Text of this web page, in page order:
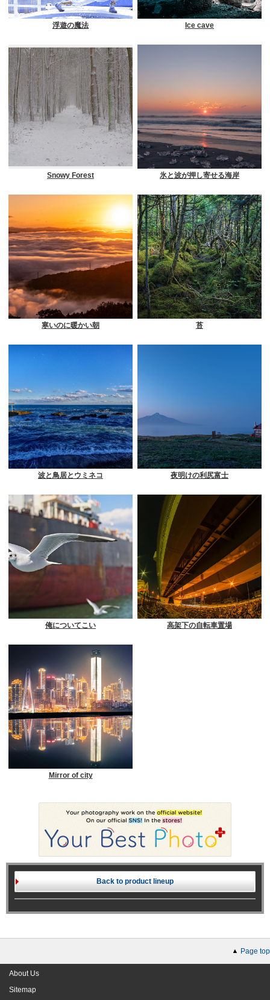
浮遊の魔法 Ice cave
Snowy Forest 氷と波が押し寄せる海岸
寒いのに暖かい朝 苔
波と鳥居とウミネコ 夜明けの利尻富士
俺についてこい 高架下の自転車置場
Mirror of city
Back to product lineup
Page top
About Us
Sitemap